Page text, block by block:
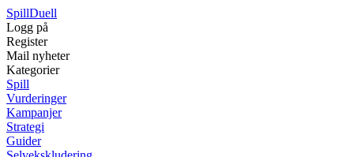
SpillDuell
Logg på
Register
Mail nyheter
Kategorier
Spill
Vurderinger
Kampanjer
Strategi
Guider